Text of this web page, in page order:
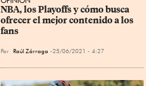
NBA, los Playoffs y cómo busca
ofrecer el mejor contenido a los
fans
Por Raúl Zárraga 25/06/2021 - 4:27